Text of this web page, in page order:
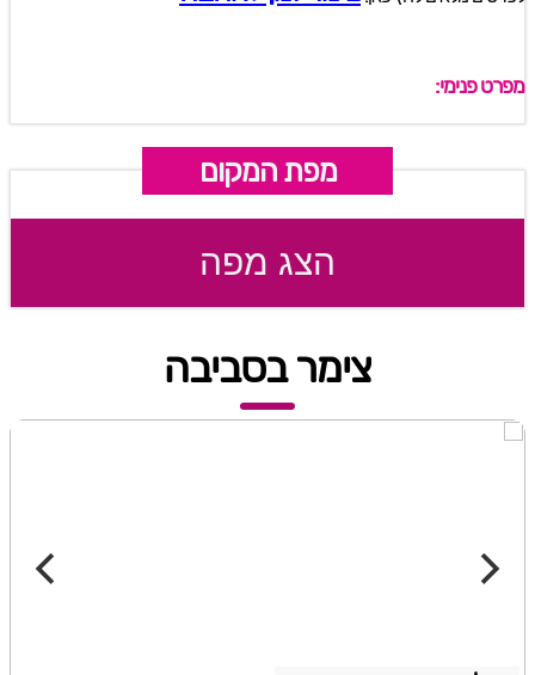
מפרט פנימי:
מפת המקום
הצג מפה
צימר בסביבה